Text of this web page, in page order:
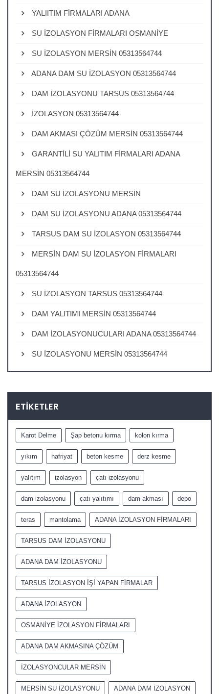
YALIITIM FİRMALARI ADANA
SU İZOLASYON FİRMALARI OSMANİYE
SU İZOLASYON MERSİN 05313564744
ADANA DAM SU İZOLASYON 05313564744
DAM İZOLASYONU TARSUS 05313564744
İZOLASYON 05313564744
DAM AKMASI ÇÖZÜM MERSİN 05313564744
GARANTİLİ SU YALITIM FİRMALARI ADANA
MERSİN 05313564744
DAM SU İZOLASYONU MERSİN
DAM SU İZOLASYONU ADANA 05313564744
TARSUS DAM SU İZOLASYON 05313564744
MERSİN DAM SU İZOLASYON FİRMALARI
05313564744
SU İZOLASYON TARSUS 05313564744
DAM YALITIMI MERSİN 05313564744
DAM İZOLASYONUCULARI ADANA 05313564744
SU İZOLASYONU MERSİN 05313564744
ETIKETLER
Karot Delme Şap betonu kırma kolon kırma
yıkım hafriyat beton kesme derz kesme
yalıtım izolasyon çatı izolasyonu
dam izolasyonu çatı yalıtımı dam akması depo
teras mantolama ADANA İZOLASYON FİRMALARI
TARSUS DAM İZOLASYONU
ADANA DAM İZOLASYONU
TARSUS İZOLASYON İŞİ YAPAN FİRMALAR
ADANA İZOLASYON
OSMANİYE İZOLASYON FİRMALARI
ADANA DAM AKMASINA ÇÖZÜM
İZOLASYONCULAR MERSİN
MERSİN SU İZOLASYONU ADANA DAM İZOLASYON